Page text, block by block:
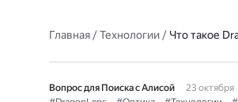
Главная/Технологии/ Что такое
Вопрос для Поиска с Алисой
23 октября